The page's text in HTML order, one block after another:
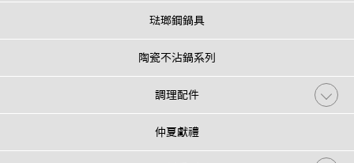
琺瑯鋼鍋具
陶瓷不沾鍋系列
調理配件
仲夏獻禮